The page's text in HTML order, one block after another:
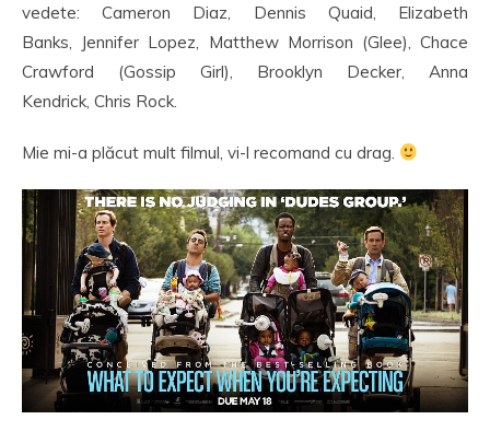
vedete: Cameron Diaz, Dennis Quaid, Elizabeth
Banks, Jennifer Lopez, Matthew Morrison (Glee), Chace
Crawford (Gossip Girl), Brooklyn Decker, Anna
Kendrick, Chris Rock.
Mie mi-a plăcut mult filmul, vi-l recomand cu drag.